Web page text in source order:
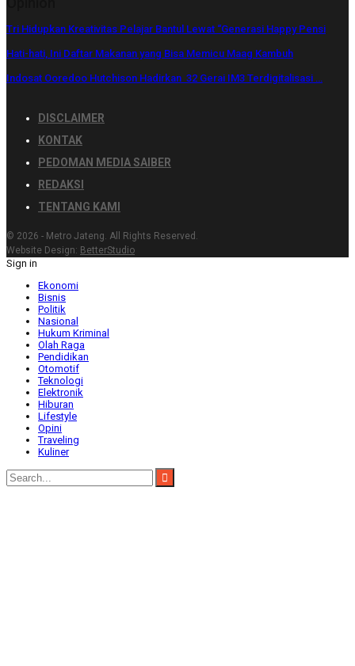
Tri Hidupkan Kreativitas Pelajar Bantul Lewat “Generasi Happy Pensi
Hati-hati, Ini Daftar Makanan yang Bisa Memicu Maag Kambuh
Indosat Ooredoo Hutchison Hadirkan 32 Gerai IM3 Terdigitalisasi …
DISCLAIMER
KONTAK
PEDOMAN MEDIA SAIBER
REDAKSI
TENTANG KAMI
© 2026 - Metro Jateng. All Rights Reserved.
Website Design: BetterStudio
Sign in
Ekonomi
Bisnis
Politik
Nasional
Hukum Kriminal
Olah Raga
Pendidikan
Otomotif
Teknologi
Elektronik
Hiburan
Lifestyle
Opini
Traveling
Kuliner